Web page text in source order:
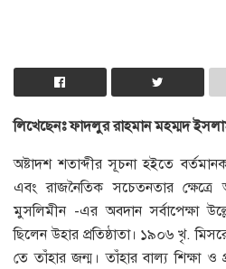
লিখেছেনঃ ফাদলুর রাহমান মহম্মদ
অষ্টাদশ শতাব্দীর সূচনা হইতে
এবং রাজনৈতিক সচেতনতার
মুসলিমীন -এর অবদান সর্বাপেক্ষা
ছিলেন উহার প্রতিষ্ঠাতা। ১৯০৬ খৃ.
তে তাঁহার জন্ম। তাঁহার বাল্য শিক্ষা ও